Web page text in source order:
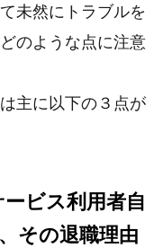
未然にトラブルを
のような点に注意
主に以下の３点が
ビス利用者自
その退職理由